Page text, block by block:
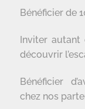
Bénéficier de
Inviter
découvrir
Bénéficier
chez nos